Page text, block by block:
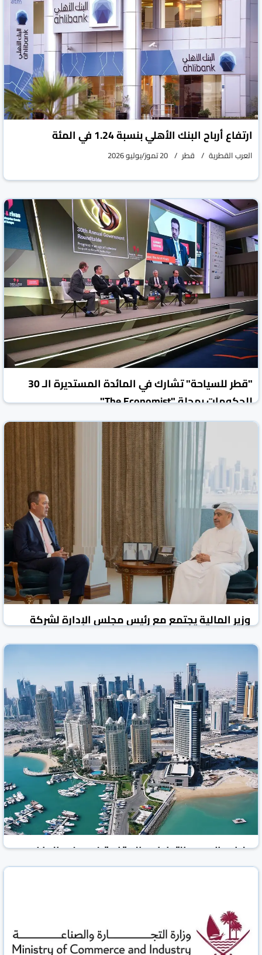
ارتفاع أرباح البنك الأهلي بنسبة 1.24 في المئة
العرب القطرية قطر 20 تموز/يوليو 2026
"قطر للسياحة" تشارك في المائدة المستديرة الـ 30
للحكومات بمجلة "The Economist"
العرب القطرية قطر 09 تموز/يوليو 2026
وزير المالية يجتمع مع رئيس مجلس الإدارة لشركة
مليار ريال حجم التداولات العقارية في يونيو الماضي
العرب القطرية قطر 20 تموز/يوليو 2026